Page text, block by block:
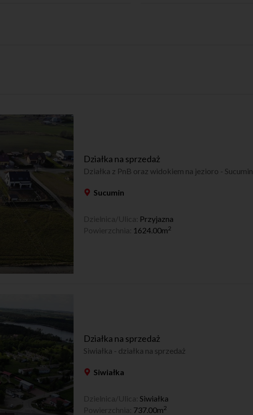
Działka na sprzedaż
Działka z PnB oraz widokiem na jezioro - Sucumin
Sucumin
Dzielnica/Ulica: Przyjazna
Powierzchnia: 1624.00m2
Działka na sprzedaż
Siwiałka - działka na sprzedaż
Siwiałka
Dzielnica/Ulica: Siwiałka
Powierzchnia: 737.00m2